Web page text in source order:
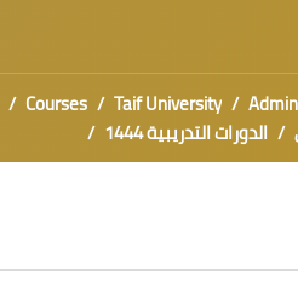
Courses Taif University
الدورات التدريبية 1444